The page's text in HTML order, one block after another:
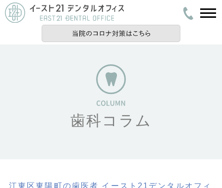
歯科コラム
江東区東陽町の歯医者 イースト21デンタルオフィ